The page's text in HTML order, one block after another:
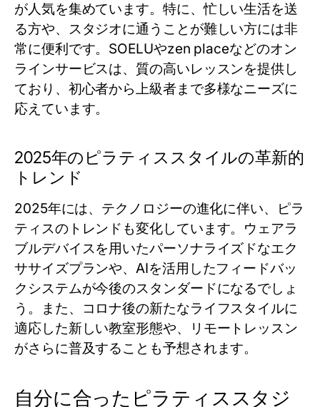
が人気を集めています。特に、忙しい生活を送
る方や、スタジオに通うことが難しい方には非
常に便利です。SOELUやzen placeなどのオン
ラインサービスは、質の高いレッスンを提供し
ており、初心者から上級者まで多様なニーズに
応えています。
2025年のピラティススタイルの革新的
トレンド
2025年には、テクノロジーの進化に伴い、ピラ
ティスのトレンドも変化しています。ウェアラ
ブルデバイスを用いたパーソナライズドなエク
ササイズプランや、AIを活用したフィードバッ
クシステムが今後のスタンダードになるでしょ
う。また、コロナ後の新たなライフスタイルに
適応した新しい教室形態や、リモートレッスン
がさらに普及することも予想されます。
自分に合ったピラティススタジ